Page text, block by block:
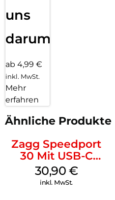
uns
darum!
ab 4,99 €
inkl. MwSt.
Mehr
erfahren
Ähnliche Produkte
Zagg Speedport
30 Mit USB-C
Kabel Weiß
30,90 €
inkl. MwSt.